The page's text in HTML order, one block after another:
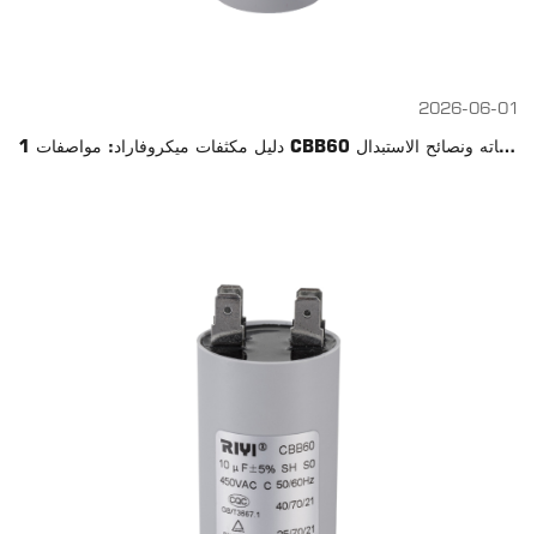
2026-06-01
1 دليل مكثفات ميكروفاراد: مواصفات CBB60 واستخداماته ونصائح الاستبدال